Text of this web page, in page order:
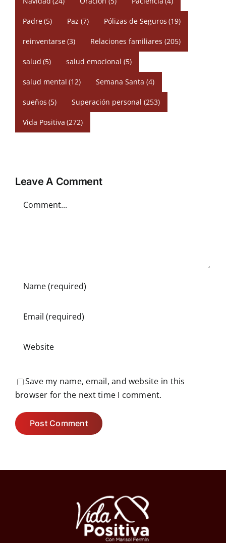
Padre(5) Paz (7) Pólizas de Seguros (19)
reinventarse(3) Relaciones familiares (205)
salud (5) salud emocional (5)
salud mental (12) Semana Santa (4)
sueños (5) Superación personal (253)
Vida Positiva (272)
Leave A Comment
Save my name, email, and website in this
browser for the next time I comment.